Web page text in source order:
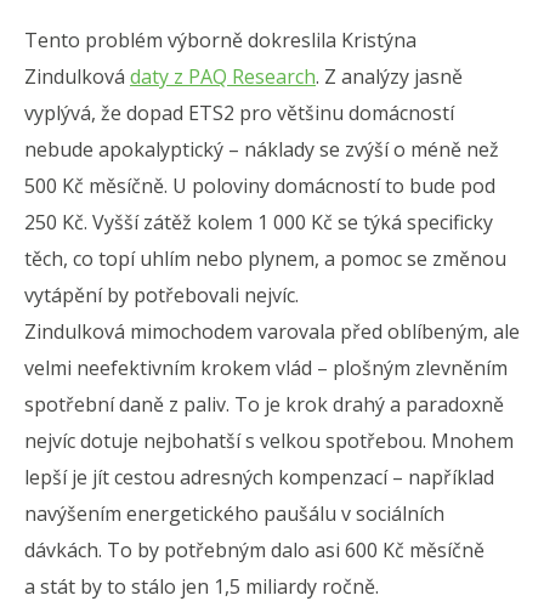
Tento problém výborně dokreslila Kristýna
Zindulková daty z PAQ Research. Z analýzy jasně
vyplývá, že dopad ETS2 pro většinu domácností
nebude apokalyptický – náklady se zvýší o méně než
500 Kč měsíčně. U poloviny domácností to bude pod
250 Kč. Vyšší zátěž kolem 1 000 Kč se týká specificky
těch, co topí uhlím nebo plynem, a pomoc se změnou
vytápění by potřebovali nejvíc.
Zindulková mimochodem varovala před oblíbeným, ale
velmi neefektivním krokem vlád – plošným zlevněním
spotřební daně z paliv. To je krok drahý a paradoxně
nejvíc dotuje nejbohatší s velkou spotřebou. Mnohem
lepší je jít cestou adresných kompenzací – například
navýšením energetického paušálu v sociálních
dávkách. To by potřebným dalo asi 600 Kč měsíčně
a stát by to stálo jen 1,5 miliardy ročně.